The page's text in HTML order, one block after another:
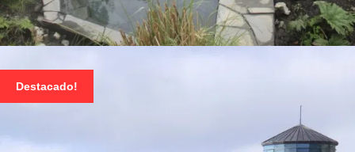
TERMAS DEL SOL, PUELO Y COCHAMO
$ 35.000
Destacado!